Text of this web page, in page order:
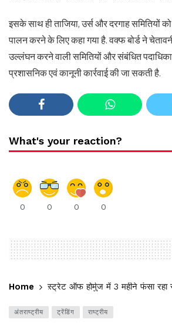
इसके साथ ही ताजिया, उर्स और दरगाह समितियों
पालन करने के लिए कहा गया है. वक्फ बोर्ड ने
उल्लंघन करने वाली समितियों और संबंधित
प्रशासनिक एवं कानूनी कार्रवाई की जा सकती है.
What's your reaction?
0 0 0 0
Home स्ट्रेट ऑफ होर्मुज में 3 महीने फंसा रहा
अंतराष्ट्रीय ट्रेंडिंग राष्ट्रीय